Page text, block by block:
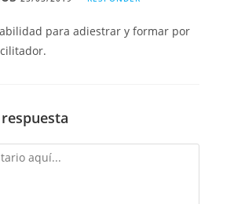
para adiestrar y formar por